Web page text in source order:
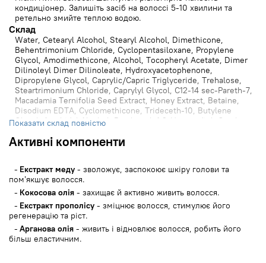
кондиціонер. Залишіть засіб на волоссі 5-10 хвилини та
ретельно змийте теплою водою.
Cклад
Water, Cetearyl Alcohol, Stearyl Alcohol, Dimethicone,
Behentrimonium Chloride, Cyclopentasiloxane, Propylene
Glycol, Amodimethicone, Alcohol, Tocopheryl Acetate, Dimer
Dilinoleyl Dimer Dilinoleate, Hydroxyacetophenone,
Dipropylene Glycol, Caprylic/Capric Triglyceride, Trehalose,
Steartrimonium Chloride, Caprylyl Glycol, C12-14 sec-Pareth-7,
Macadamia Ternifolia Seed Extract, Honey Extract, Betaine,
Disodium EDTA, Cyclomethicone, Trideceth-10, Butylene
Glycol, Arachidyl Alcohol, Panthenol, 1,2-Hexanediol, Cetyl
Alcohol, Citric Acid, Brassicamidopropyl Dimethylamine,
Dipotassium Glycyrrhizate, Calendula Officinalis Flower Oil,
Butter, Prunus Armeniaca (Apricot) Kernel Oil, Sclerocarya
Birrea Seed Oil, Silk Amino Acids, Cyclohexasiloxane,
Hydrolyzed Soy Protein, Hydrolyzed Collagen, Hydrolyzed
Keratin, Hydrolyzed Silk, Glycerin, Polygonum Multiflorum Root
Extract, Angelica Gigas Root Extract, Asarum Sieboldi Root
Extract, Portulaca Oleracea Extract, Thuja Orientalis Leaf
Extract, Lycium Chinense Fruit Extract, Sophora Angustifolia
Root Extract, Nelumbo Nucifera Flower Extract, Prunus
Показати склад повністю
Активні компоненти
Екстракт меду- зволожує, заспокоює шкіру голови та
пом’якшує волосся.
Кокосова олія- захищає й активно живить волосся.
Екстракт прополісу- зміцнює волосся, стимулює його
регенерацію та ріст.
Арганова олія- живить і відновлює волосся, робить його
більш еластичним.